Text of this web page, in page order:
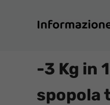
contenuto
-3 Kg in
spopola